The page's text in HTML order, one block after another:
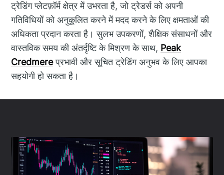
ट्रेडिंग प्लेटफ़ॉर्म क्षेत्र में उभरता है, जो ट्रेडर्स को अपनी
गतिविधियों को अनुकूलित करने में मदद करने के लिए क्षमताओं की
अधिकता प्रदान करता है। सुलभ उपकरणों, शैक्षिक संसाधनों और
वास्तविक समय की अंतर्दृष्टि के मिश्रण के साथ, Peak
Credmereप्रभावी और सूचित ट्रेडिंग अनुभव के लिए आपका
सहयोगी हो सकता है।